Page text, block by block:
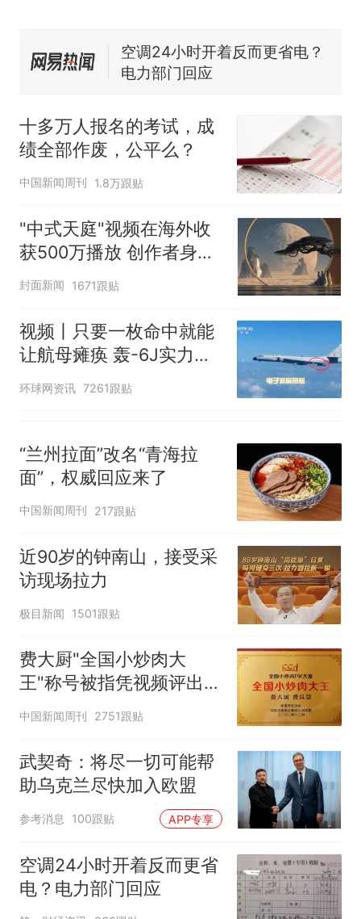
空调24小时开着反而更省电？
电力部门回应
试前13名均遭淘汰？教育局：
已叫停招聘，成立调查组全面
核查
热
十多万人报名的考试，成绩
全部作废，公平么？
十多万人报名的考试，成
绩全部作废，公平么？
中国新闻周刊 1.8万跟贴
"中式天庭"视频在海外收
获500万播放 创作者身份
披露
封面新闻 1671跟贴
视频丨只要一枚命中就能
让航母瘫痪 轰-6J实力有
多强？
环球网资讯 7261跟贴
“兰州拉面”改名“青海拉
面”，权威回应来了
中国新闻周刊 217跟贴
近90岁的钟南山，接受采
访现场拉力
极目新闻 1501跟贴
费大厨"全国小炒肉大
王"称号被指凭视频评出
官方回应
中国新闻周刊 2751跟贴
武契奇：将尽一切可能帮
助乌克兰尽快加入欧盟
参考消息 100跟贴 APP专享
空调24小时开着反而更省
电？电力部门回应